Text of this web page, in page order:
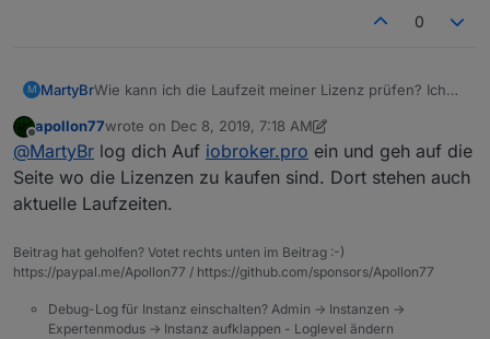
0
M MartyBrWie kann ich die Laufzeit meiner Lizenz prüfen? Ich
erworben.
Im Portal finde ich meinen API-Key, nicht aber die
Laufzeit.
Offline
apollon77wrote on Dec 8, 2019, 7:18 AM
last edited by apollon77 Dec 8, 2019, 8:29 AM
@MartyBr log dich Auf iobroker.pro ein und geh auf die
Seite wo die Lizenzen zu kaufen sind. Dort stehen auch
aktuelle Laufzeiten.
Beitrag hat geholfen? Votet rechts unten im Beitrag :-)
https://paypal.me/Apollon77 / https://github.com/sponsors/Apollon77
Debug-Log für Instanz einschalten? Admin -> Instanzen ->
Expertenmodus -> Instanz aufklappen - Loglevel ändern